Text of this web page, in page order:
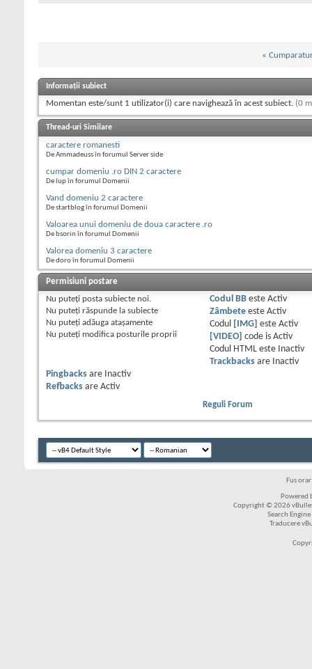
«
Informații subiect
Momentan este/sunt 1 utilizator(i) care navighează în acest subiect. (0
Thread-uri Similare
caractere romanesti
De Ammadeuss în forumul Server side
cumpar domeniu .ro DIN 2 caractere
De lup în forumul Domenii
Vand domeniu 2 caractere
De startblog în forumul Domenii
Valoarea unui domeniu de doua caractere .ro
De bsorin în forumul Domenii
Valorea domeniu 3 caractere
De doro în forumul Domenii
Permisiuni postare
Nu puteţi posta subiecte noi.
Nu puteţi răspunde la subiecte
Nu puteţi adăuga ataşamente
Nu puteţi modifica posturile proprii
Codul BBeste Activ
Zâmbeteeste Activ
Codul
[IMG] este Activ
[VIDEO]
code is Activ
Codul HTML este
Inactiv
Trackbacksare
Inactiv
Pingbacks are
Inactiv
Refbacks are Activ
Reguli Forum
Fus
Powered
Copyright © 2026
Search
Traducere